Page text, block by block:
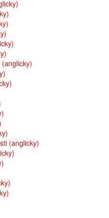
(anglicky)